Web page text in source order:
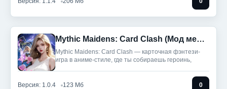
Mythic Maidens: Card Clash (Мод меню)
Mythic Maidens: Card Clash — карточная фэнтези-
игра в аниме-стиле, где ты собираешь героинь,
Версия: 1.0.4 123 Мб 0